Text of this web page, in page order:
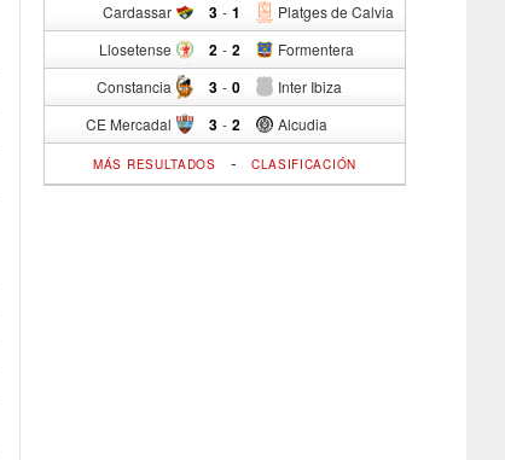
Cardassar 3 - Platges de Calvia
1
Llosetense 2 - Formentera
2
Constancia 3 - Inter Ibiza
0
CE Mercadal 3 - Alcudia
2
MÁS RESULTADOS - CLASIFICACIÓN